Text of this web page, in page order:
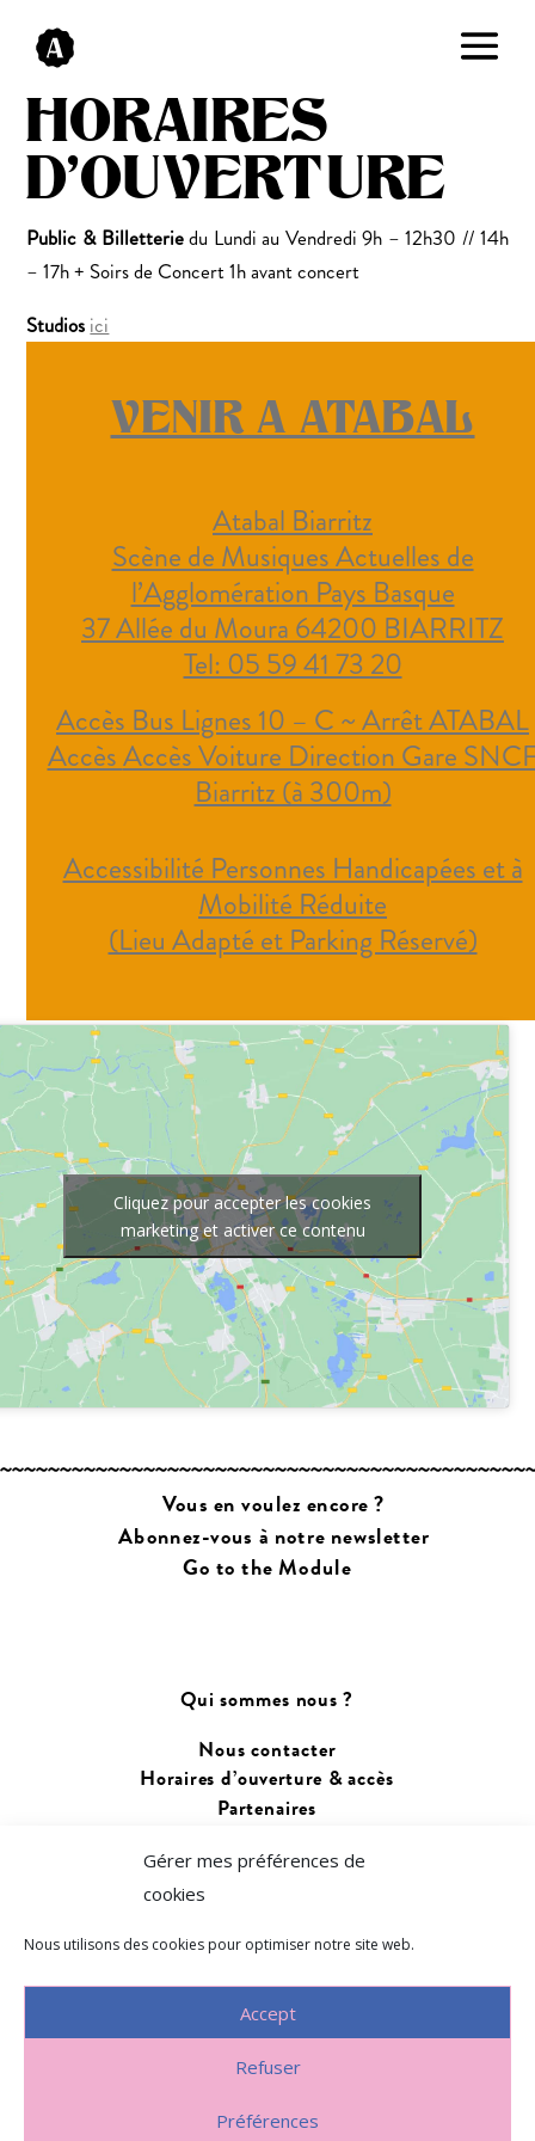
Gérer mes préférences de
cookies
Nous utilisons des cookies pour optimiser notre site web.
Accept
Refuser
Préférences
HORAIRES
D’OUVERTURE
Public & Billetteriedu Lundi au Vendredi 9h – 12h30 // 14h
– 17h + Soirs de Concert 1h avant concert
Studios ici
VENIR A ATABAL
Atabal Biarritz
Scène de Musiques Actuelles de
l’Agglomération Pays Basque
37 Allée du Moura 64200 BIARRITZ
Tel: 05 59 41 73 20
Accès Bus Lignes 10 – C ~ Arrêt ATABAL
AccèsAccès Voiture Direction Gare
Biarritz (à 300m)
Accessibilité Personnes Handicapées et à
Mobilité Réduite
(Lieu Adapté et Parking Réservé)
Cliquez pour accepter les cookies
marketing et activer ce contenu
Vous en voulez encore ?
Abonnez-vous à notre newsletter
Go to the Module
Qui sommes nous ?
Nous contacter
Horaires d’ouverture & accès
Partenaires
Changer de langue :
~